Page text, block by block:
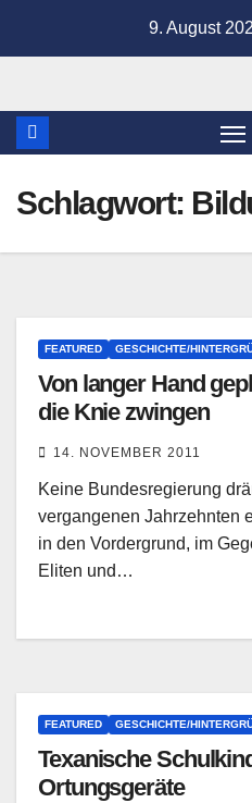
9. August
Schlagwort:
FEATURED GESCHICHTE/
Von langer Hand geplant:
die Knie zwingen
14. NOVEMBER 2011
Keine Bundesregierung
vergangenen Jahrzehnten
in den Vordergrund, im
Eliten und…
FEATURED GESCHICHTE/
Texanische
Ortungsgeräte